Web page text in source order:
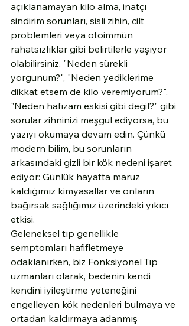
açıklanamayan kilo alma, inatçı
sindirim sorunları, sisli zihin, cilt
problemleri veya otoimmün
rahatsızlıklar gibi belirtilerle yaşıyor
olabilirsiniz. "Neden sürekli
yorgunum?", "Neden yediklerime
dikkat etsem de kilo veremiyorum?",
"Neden hafızam eskisi gibi değil?" gibi
sorular zihninizi meşgul ediyorsa, bu
yazıyı okumaya devam edin. Çünkü
modern bilim, bu sorunların
arkasındaki gizli bir kök nedeni işaret
ediyor: Günlük hayatta maruz
kaldığımız kimyasallar ve onların
bağırsak sağlığımız üzerindeki yıkıcı
etkisi.
Geleneksel tıp genellikle
semptomları hafifletmeye
odaklanırken, biz Fonksiyonel Tıp
uzmanları olarak, bedenin kendi
kendini iyileştirme yeteneğini
engelleyen kök nedenleri bulmaya ve
ortadan kaldırmaya adanmış